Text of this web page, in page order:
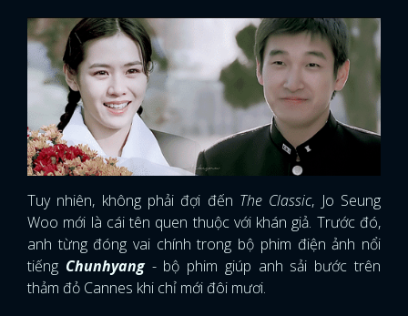
Tuy nhiên, không phải đợi đến The Classic, Jo Seung
Woo mới là cái tên quen thuộc với khán giả. Trước đó,
anh từng đóng vai chính trong bộ phim điện ảnh nổi
tiếng Chunhyang- bộ phim giúp anh sải bước trên
thảm đỏ Cannes khi chỉ mới đôi mươi.